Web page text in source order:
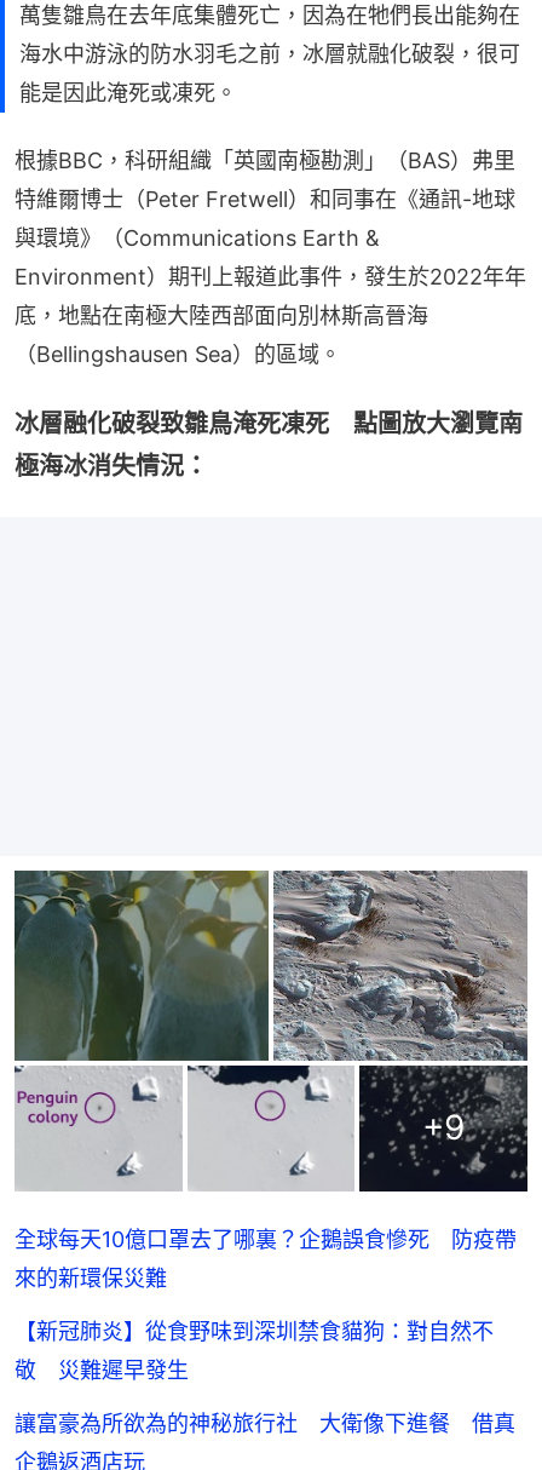
萬隻雛鳥在去年底集體死亡，因為在牠們長出能夠在
海水中游泳的防水羽毛之前，冰層就融化破裂，很可
能是因此淹死或凍死。
根據BBC，科研組織「英國南極勘測」（BAS）弗里
特維爾博士（Peter Fretwell）和同事在《通訊-地球
與環境》（Communications Earth &
Environment）期刊上報道此事件，發生於2022年年
底，地點在南極大陸西部面向別林斯高晉海
（Bellingshausen Sea）的區域。
冰層融化破裂致雛鳥淹死凍死 點圖放大瀏覽南
極海冰消失情況：
+9
全球每天10億口罩去了哪裏？企鵝誤食慘死 防疫帶
來的新環保災難
【新冠肺炎】從食野味到深圳禁食貓狗：對自然不
敬 災難遲早發生
讓富豪為所欲為的神秘旅行社 大衛像下進餐 借真
企鵝返酒店玩